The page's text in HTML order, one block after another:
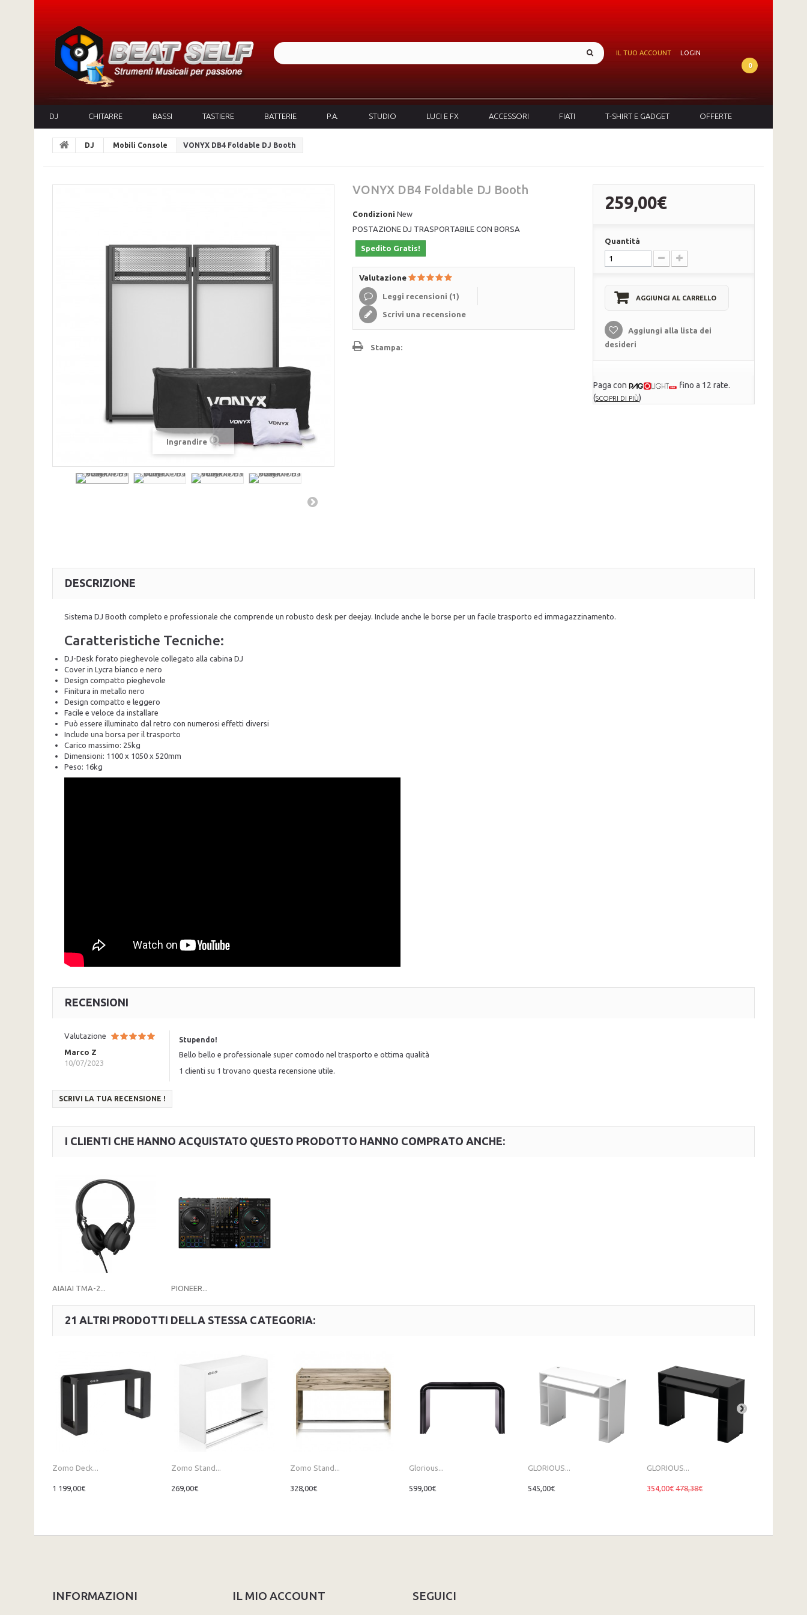
IL TUO ACCOUNT
LOGIN
0
DJ CHITARRE BASSI TASTIERE BATTERIE P.A. STUDIO LUCI E FX ACCESSORI FIATI T-SHIRT E GADGET OFFERTE
DJ Mobili Console VONYX DB4 Foldable DJ Booth
Ingrandire
VONYX DB4 Foldable DJ Booth
Condizioni New
POSTAZIONE DJ TRASPORTABILE CON BORSA
Spedito Gratis!
Valutazione
Leggi recensioni (1)
Scrivi una recensione
Stampa:
259,00€
Quantità
AGGIUNGI AL CARRELLO
Aggiungi alla lista dei
desideri
Paga con
fino a 12 rate.
(SCOPRI DI PIÙ)
DESCRIZIONE
Sistema DJ Booth completo e professionale che comprende un robusto desk per deejay. Include anche le borse per un facile trasporto ed immagazzinamento.
Caratteristiche Tecniche:
DJ-Desk forato pieghevole collegato alla cabina DJ
Cover in Lycra bianco e nero
Design compatto pieghevole
Finitura in metallo nero
Design compatto e leggero
Facile e veloce da installare
Può essere illuminato dal retro con numerosi effetti diversi
Include una borsa per il trasporto
Carico massimo: 25kg
Dimensioni: 1100 x 1050 x 520mm
Peso: 16kg
RECENSIONI
Valutazione
Marco Z
10/07/2023
Stupendo!
Bello bello e professionale super comodo nel trasporto e ottima qualità
1 clienti su 1 trovano questa recensione utile.
SCRIVI LA TUA RECENSIONE !
I CLIENTI CHE HANNO ACQUISTATO QUESTO PRODOTTO HANNO COMPRATO ANCHE:
AIAIAI TMA-2... PIONEER...
21 ALTRI PRODOTTI DELLA STESSA CATEGORIA:
Zomo Deck...
1 199,00€
Zomo Stand...
269,00€
Zomo Stand...
328,00€
Glorious...
599,00€
GLORIOUS...
545,00€
GLORIOUS...
354,00€ 478,38€
INFORMAZIONI IL MIO ACCOUNT SEGUICI